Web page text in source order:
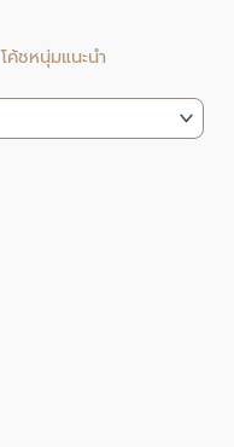
โค้ชหนุ่มแนะนำ